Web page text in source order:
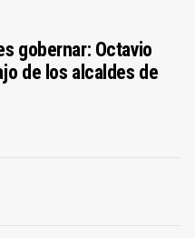
gobernar: Octavio
de los alcaldes de